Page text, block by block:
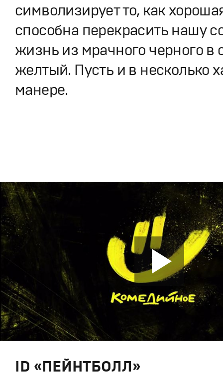
символизирует то, как
способна перекрасить нашу
жизнь из мрачного черного в
желтый. Пусть и в несколько
манере.
ID «ПЕЙНТБОЛЛ»